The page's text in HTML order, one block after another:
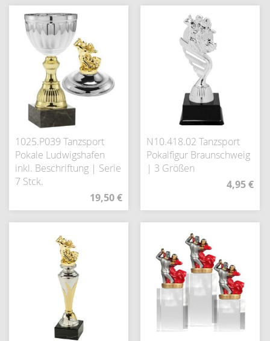
1025.P039 Tanzsport
Pokale Ludwigshafen
inkl. Beschriftung | Serie
7 Stck.
19,50 €
N10.418.02 Tanzsport
Pokalfigur Braunschweig
| 3 Größen
4,95 €